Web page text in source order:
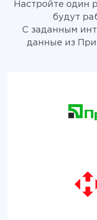
Настройте один
будут
С заданным
данные из